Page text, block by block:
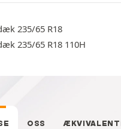
235/65 R18
235/65 R18 110H
OSS